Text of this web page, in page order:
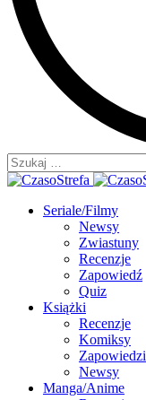
Szukaj:
Seriale/Filmy
Newsy
Zwiastuny
Recenzje
Zapowiedź
Quiz
Książki
Recenzje
Komiksy
Zapowiedzi
Newsy
Manga/Anime